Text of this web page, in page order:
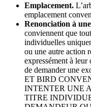
Emplacement.
emplacement
Renonciation à
conviennent que
individuelles
ou une autre action
expressément à
de demander une
ET BIRD
INTENTER UNE
TITRE